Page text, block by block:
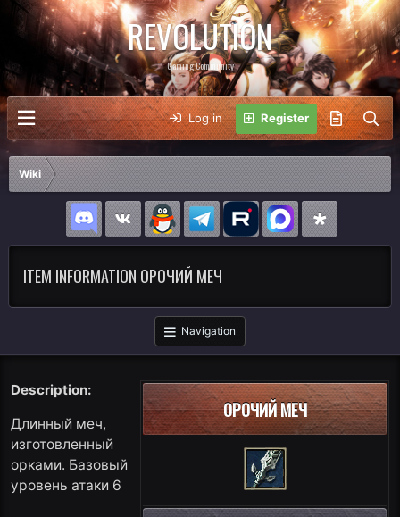
REVOLUTION
Gaming Community
Log in Register
Wiki
ITEM INFORMATION ОРОЧИЙ МЕЧ
Navigation
ОРОЧИЙ МЕЧ
Description:
Длинный меч,
изготовленный
орками. Базовый
уровень атаки 6